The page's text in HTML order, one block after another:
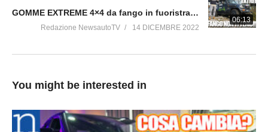
Un saluto dalla redazione di NEWSAUTO TV !!!
#toyota #chr #suv
06:13
GOMME EXTREME 4×4 da fango in fuoristrada con il TOYOTA Land Cruiser KZJ70
Redazione NewsautoTV 14 DICEMBRE 2022
You might be interested in